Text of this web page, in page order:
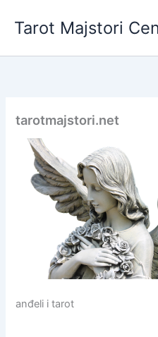
Tarot Majstori
tarotmajstori.net
anđeli i tarot